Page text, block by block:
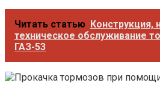
Читать статью Конструкция,
техническое обслуживание
ГАЗ-53